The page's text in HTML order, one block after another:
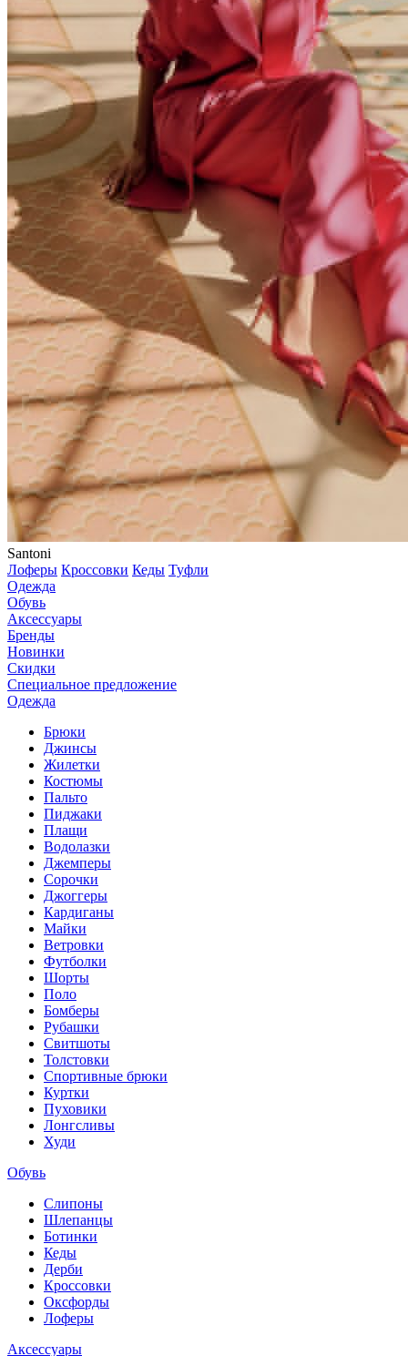
Santoni
Лоферы Кроссовки Кеды Туфли
Одежда
Обувь
Аксессуары
Бренды
Новинки
Скидки
Специальное предложение
Одежда
Брюки
Джинсы
Жилетки
Костюмы
Пальто
Пиджаки
Плащи
Водолазки
Джемперы
Сорочки
Джоггеры
Кардиганы
Майки
Ветровки
Футболки
Шорты
Поло
Бомберы
Рубашки
Свитшоты
Толстовки
Спортивные брюки
Куртки
Пуховики
Лонгсливы
Худи
Обувь
Слипоны
Шлепанцы
Ботинки
Кеды
Дерби
Кроссовки
Оксфорды
Лоферы
Аксессуары